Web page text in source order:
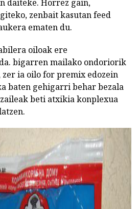
daiteke. Horrez gain,
zenbait kasutan feed
ematen du.
oiloak ere
bigarren mailako ondoriorik
zer ia oilo for premix edozein
baten gehigarri behar bezala
beti atxikia konplexua